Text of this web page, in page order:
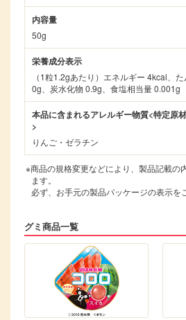
内容量
50g
栄養成分表示
（1粒1.2gあたり）エネルギー 4kcal、
0g、炭水化物 0.9g、食塩相当量 0.001g
本品に含まれるアレルギー物質<特定原
>
りんご・ゼラチン
※商品の規格変更などにより、製品記載の
ます。
必ず、お手元の製品パッケージの表示を
グミ商品一覧